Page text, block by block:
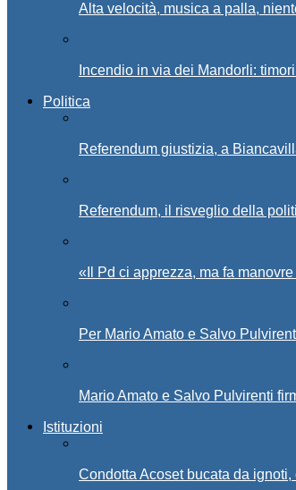
Alta velocità, musica a palla,
Incendio in via dei Mandorli:
Politica
Referendum giustizia, a
Referendum, il risveglio della
«Il Pd ci apprezza, ma fa
Per Mario Amato e Salvo
Mario Amato e Salvo Pulvirenti
Istituzioni
Condotta Acoset bucata da